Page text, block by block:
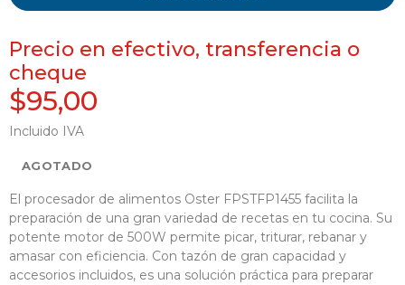
Precio en efectivo, transferencia o
cheque
$95,00
Incluido IVA
AGOTADO
El procesador de alimentos Oster FPSTFP1455 facilita la
preparación de una gran variedad de recetas en tu cocina. Su
potente motor de 500W permite picar, triturar, rebanar y
amasar con eficiencia. Con tazón de gran capacidad y
accesorios incluidos, es una solución práctica para preparar